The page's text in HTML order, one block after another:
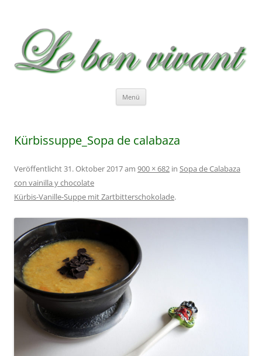
Menü
Kürbissuppe_Sopa de calabaza
Veröffentlicht31. Oktober 2017am 900 × 682 in Sopa de Calabaza
con vainilla y chocolate
Kürbis-Vanille-Suppe mit Zartbitterschokolade.